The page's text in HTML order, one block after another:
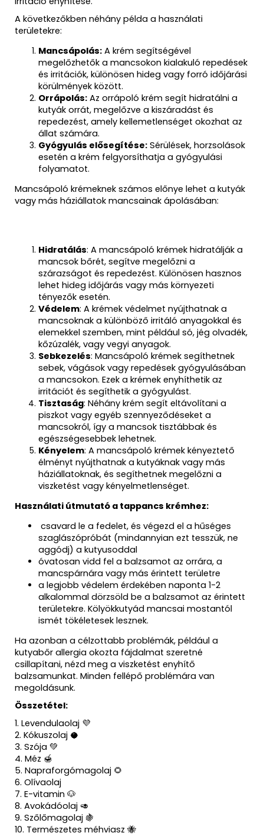
A következőkben néhány példa a használati
területekre:
Mancsápolás: A krém segítségével
megelőzhetők a mancsokon kialakuló repedések
és irritációk, különösen hideg vagy forró időjárási
körülmények között.
Orrápolás: Az orrápoló krém segít hidratálni a
kutyák orrát, megelőzve a kiszáradást és
repedezést, amely kellemetlenséget okozhat az
állat számára.
Gyógyulás elősegítése: Sérülések, horzsolások
esetén a krém felgyorsíthatja a gyógyulási
folyamatot.
Mancsápoló krémeknek számos előnye lehet a kutyák
vagy más háziállatok mancsainak ápolásában:
Hidratálás: A mancsápoló krémek hidratálják a
mancsok bőrét, segítve megelőzni a
szárazságot és repedezést. Különösen hasznos
lehet hideg időjárás vagy más környezeti
tényezők esetén.
Védelem: A krémek védelmet nyújthatnak a
mancsoknak a különböző irritáló anyagokkal és
elemekkel szemben, mint például só, jég olvadék,
kőzúzalék, vagy vegyi anyagok.
Sebkezelés: Mancsápoló krémek segíthetnek
sebek, vágások vagy repedések gyógyulásában
a mancsokon. Ezek a krémek enyhíthetik az
irritációt és segíthetik a gyógyulást.
Tisztaság: Néhány krém segít eltávolítani a
piszkot vagy egyéb szennyeződéseket a
mancsokról, így a mancsok tisztábbak és
egészségesebbek lehetnek.
Kényelem: A mancsápoló krémek kényeztető
élményt nyújthatnak a kutyáknak vagy más
háziállatoknak, és segíthetnek megelőzni a
viszketést vagy kényelmetlenséget.
Használati útmutató a tappancs krémhez:
csavard le a fedelet, és végezd el a hűséges
szaglászópróbát (mindannyian ezt tesszük, ne
aggódj) a kutyusoddal
óvatosan vidd fel a balzsamot az orrára, a
mancspárnára vagy más érintett területre
a legjobb védelem érdekében naponta 1-2
alkalommal dörzsöld be a balzsamot az érintett
területekre. Kölyökkutyád mancsai mostantól
ismét tökéletesek lesznek.
Ha azonban a célzottabb problémák, például a
kutyabőr allergia okozta fájdalmat szeretné
csillapítani, nézd meg a viszketést enyhítő
balzsamunkat. Minden fellépő problémára van
megoldásunk.
Összetétel:
1. Levendulaolaj 💜
2. Kókuszolaj 🥥
3. Szója 💚
4. Méz 🍯
5. Napraforgómagolaj 🌻
6. Olívaolaj
7. E-vitamin 🐶
8. Avokádóolaj 🥑
9. Szőlőmagolaj 🍇
10. Természetes méhviasz 🐝